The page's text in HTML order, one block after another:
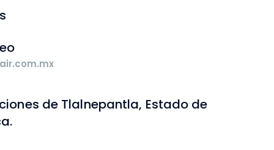
de Tlalnepantla, Estado de